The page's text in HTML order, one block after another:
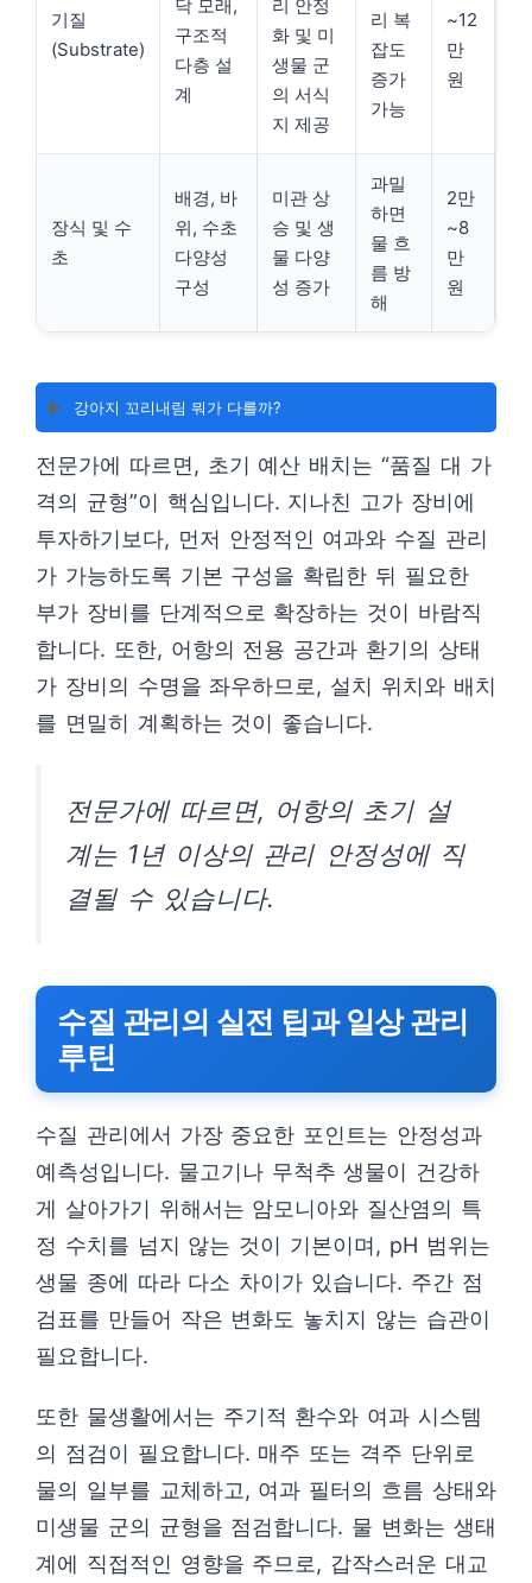
기질
(Substrate)
닥 모래,
구조적
다층 설
계
리 안정
화 및 미
생물 군
의 서식
지 제공
리 복
잡도
증가
가능
~12
만
원
장식 및 수
초
배경, 바
위, 수초
다양성
구성
미관 상
승 및 생
물 다양
성 증가
과밀
하면
물 흐
름 방
해
2만
~8
만
원
▶️ 강아지 꼬리내림 뭐가 다를까?
전문가에 따르면, 초기 예산 배치는 “품질 대 가
격의 균형”이 핵심입니다. 지나친 고가 장비에
투자하기보다, 먼저 안정적인 여과와 수질 관리
가 가능하도록 기본 구성을 확립한 뒤 필요한
부가 장비를 단계적으로 확장하는 것이 바람직
합니다. 또한, 어항의 전용 공간과 환기의 상태
가 장비의 수명을 좌우하므로, 설치 위치와 배치
를 면밀히 계획하는 것이 좋습니다.
전문가에 따르면, 어항의 초기 설
계는 1년 이상의 관리 안정성에 직
결될 수 있습니다.
수질 관리의 실전 팁과 일상 관리
루틴
수질 관리에서 가장 중요한 포인트는 안정성과
예측성입니다. 물고기나 무척추 생물이 건강하
게 살아가기 위해서는 암모니아와 질산염의 특
정 수치를 넘지 않는 것이 기본이며, pH 범위는
생물 종에 따라 다소 차이가 있습니다. 주간 점
검표를 만들어 작은 변화도 놓치지 않는 습관이
필요합니다.
또한 물생활에서는 주기적 환수와 여과 시스템
의 점검이 필요합니다. 매주 또는 격주 단위로
물의 일부를 교체하고, 여과 필터의 흐름 상태와
미생물 군의 균형을 점검합니다. 물 변화는 생태
계에 직접적인 영향을 주므로, 갑작스러운 대교